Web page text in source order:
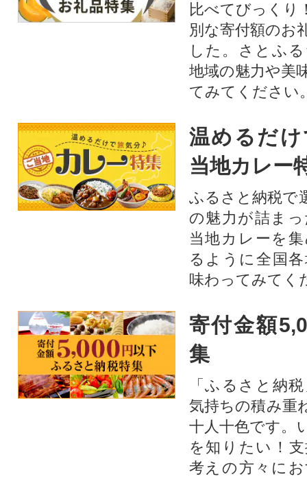
比べてびっくり
別な寄付額のお
した。さとふ
地域の魅力や美
てみてください
温めるだ
当地カレー
ふるさと納税で
の魅力が詰ま
当地カレーを
るように全国
味わってみてく
寄付金額
集
「ふるさと納
気持ちの積み重
十人十色です。
を知りたい！
考えの方々に